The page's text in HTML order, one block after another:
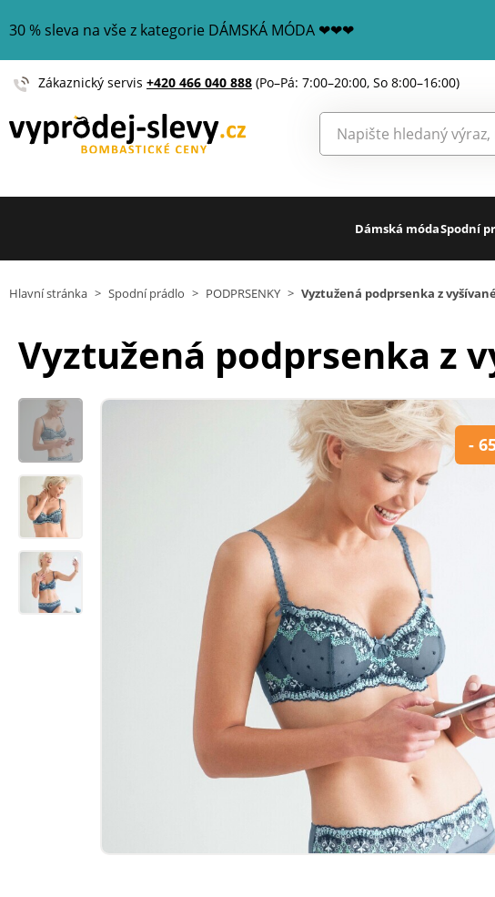
30 % sleva na vše z kategorie DÁMSKÁ MÓDA ❤❤❤
Zákaznický servis +420 466 040 888 (Po–Pá: 7:00–20:00, So 8:00–16:00)
Dámská módaSpodní
Hlavní stránka > Spodní prádlo > PODPRSENKY > Vyztužená podprsenka z
Vyztužená podprsenka z
-